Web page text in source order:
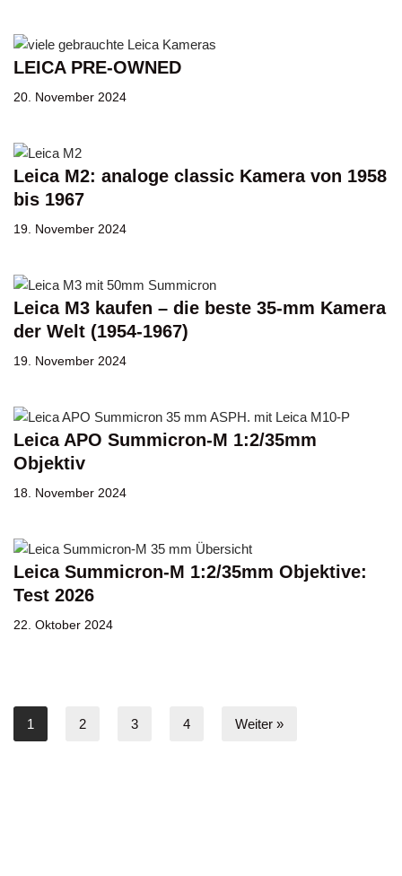
LEICA PRE-OWNED
20. November 2024
Leica M2: analoge classic Kamera von 1958
bis 1967
19. November 2024
Leica M3 kaufen – die beste 35-mm Kamera
der Welt (1954-1967)
19. November 2024
Leica APO Summicron-M 1:2/35mm
Objektiv
18. November 2024
Leica Summicron-M 1:2/35mm Objektive:
Test 2026
22. Oktober 2024
1 2 3 4 Weiter »